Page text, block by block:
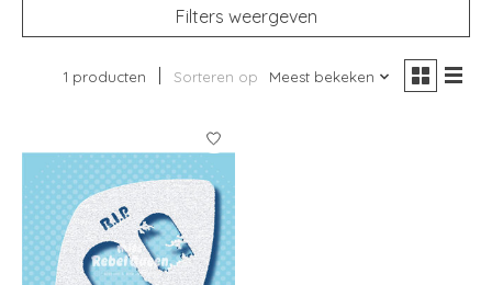
Filters weergeven
1 producten Sorteren op Meest bekeken